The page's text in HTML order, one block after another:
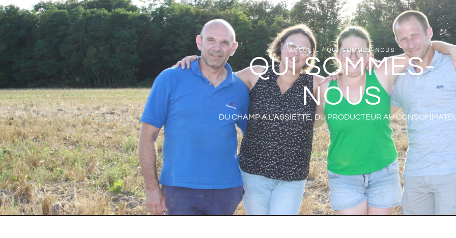
ACCUEIL / QUI SOMMES-NOUS
QUI SOMMES-
NOUS
DU CHAMP A L’ASSIETTE, DU PRODUCTEUR AU